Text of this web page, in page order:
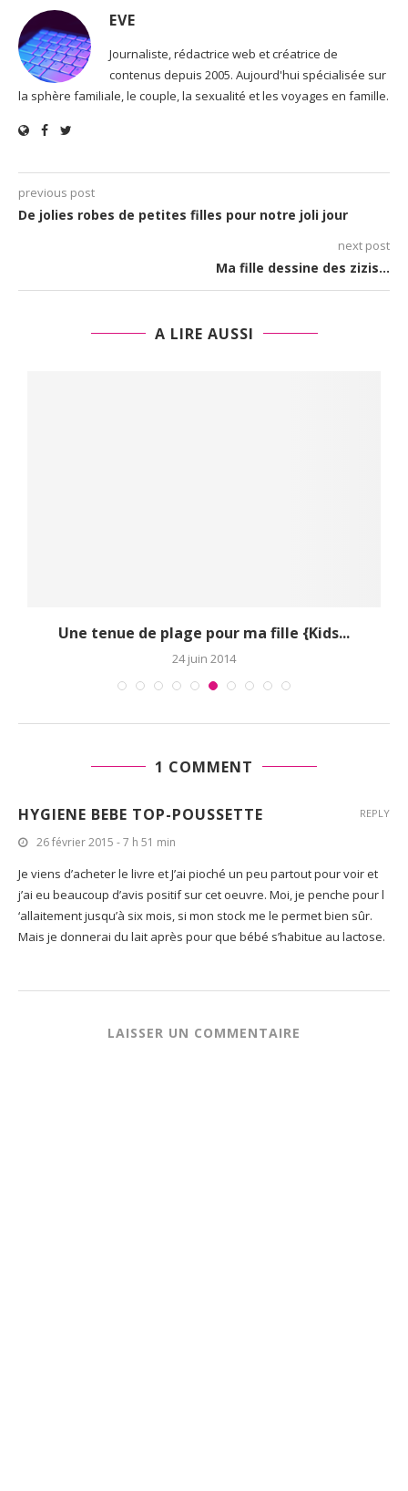
EVE
Journaliste, rédactrice web et créatrice de
contenus depuis 2005. Aujourd'hui spécialisée sur
la sphère familiale, le couple, la sexualité et les voyages en famille.
previous post
De jolies robes de petites filles pour notre joli jour
next post
Ma fille dessine des zizis…
A LIRE AUSSI
Une tenue de plage pour ma fille {Kids...
24 juin 2014
1 COMMENT
HYGIENE BEBE TOP-POUSSETTE
26 février 2015 - 7 h 51 min
Je viens d’acheter le livre et J’ai pioché un peu partout pour voir et
j’ai eu beaucoup d’avis positif sur cet oeuvre. Moi, je penche pour l
‘allaitement jusqu’à six mois, si mon stock me le permet bien sûr.
Mais je donnerai du lait après pour que bébé s’habitue au lactose.
REPLY
LAISSER UN COMMENTAIRE